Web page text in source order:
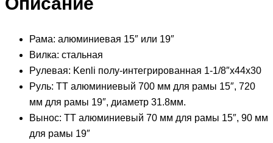
Рама: алюминиевая 15″ или 19″
Вилка: стальная
Рулевая: Kenli полу-интегрированная 1-1/8″х44х30
Руль: TT алюминиевый 700 мм для рамы 15″, 720
мм для рамы 19″, диаметр 31.8мм.
Вынос: TT алюминиевый 70 мм для рамы 15″, 90 мм
для рамы 19″